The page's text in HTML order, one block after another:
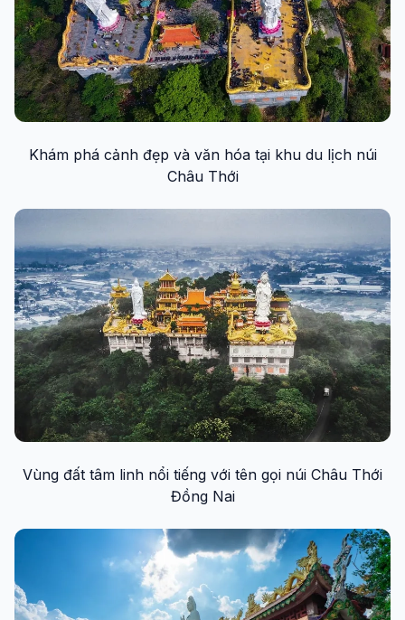
Khám phá cảnh đẹp và văn hóa tại khu du lịch núi
Châu Thới
Vùng đất tâm linh nổi tiếng với tên gọi núi Châu Thới
Đồng Nai